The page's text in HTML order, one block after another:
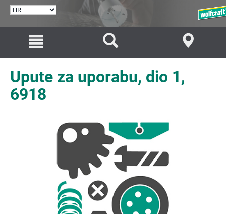
ODABERI
sadržaj
navigaciju
Upute za uporabu, dio 1,
6918